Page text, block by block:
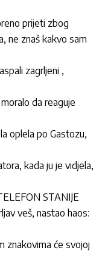
prijeti zbog
ne znaš kakvo sam
zagrljeni ,
da reaguje
oplela po Gastozu,
kada ju je vidjela,
STANIJE
veš, nastao haos:
znakovima će svojoj